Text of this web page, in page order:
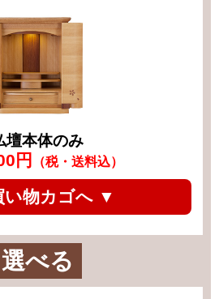
壇本体のみ
円 （税・送料込）
物カゴへ ▼
選べる